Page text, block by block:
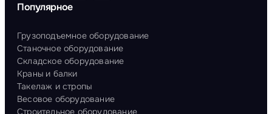
Популярное
Грузоподъемное оборудование
Станочное оборудование
Складское оборудование
Краны и балки
Такелаж и стропы
Весовое оборудование
Строительное оборудование